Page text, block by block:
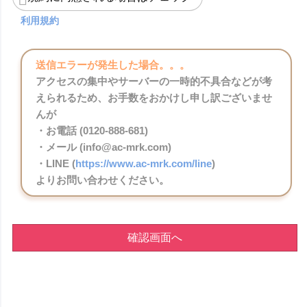
利用規約
送信エラーが発生した場合。。。
アクセスの集中やサーバーの一時的不具合などが考
えられるため、お手数をおかけし申し訳ございませ
んが
・お電話 (0120-888-681)
・メール (info@ac-mrk.com)
・LINE (https://www.ac-mrk.com/line)
よりお問い合わせください。
確認画面へ